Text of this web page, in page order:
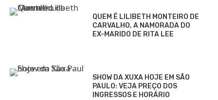
QUEM É LILIBETH MONTEIRO DE
CARVALHO, A NAMORADA DO
EX-MARIDO DE RITA LEE
SHOW DA XUXA HOJE EM SÃO
PAULO: VEJA PREÇO DOS
INGRESSOS E HORÁRIO